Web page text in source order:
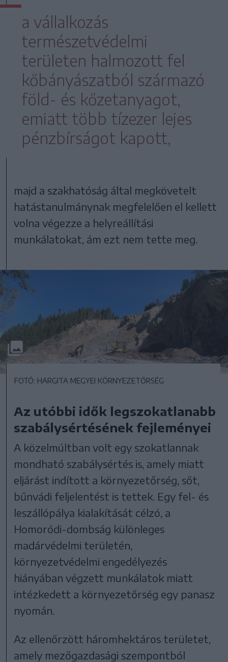
a vállalkozás
természetvédelmi
területen halmozott fel
kőbányászatból származó
föld- és kőzetanyagot,
emiatt több tízezer lejes
pénzbírságot kapott,
majd a szakhatóság által megkövetelt
hatástanulmánynak megfelelően el kellett
volna végezze a helyreállítási
munkálatokat, ám ezt nem tette meg.
FOTÓ: HARGITA MEGYEI KÖRNYEZETŐRSÉG
Az utóbbi idők legszokatlanabb
szabálysértésének fejleményei
A közelmúltban volt egy szokatlannak
mondható szabálysértés is, amely miatt
eljárást indított a környezetőrség, sőt,
bűnvádi feljelentést is tettek. Egy fel- és
leszállópálya kialakítását célzó, a
Homoródi-dombság különleges
madárvédelmi területén,
környezetvédelmi engedélyezés
hiányában végzett munkálatok miatt
intézkedett a környezetőrség egy panasz
nyomán.
Az ellenőrzött háromhektáros területet,
amely mezőgazdasági szempontból